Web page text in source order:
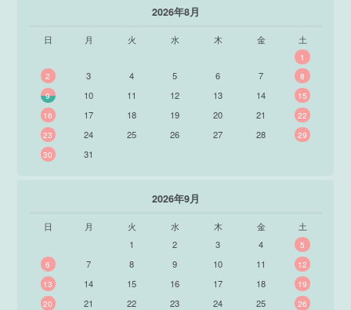
2026年8月
日 月 火 水 木 金 土
1
2
3 4 5 6 7
8
9
10 11 12 13 14
15
16
17 18 19 20 21
22
23
24 25 26 27 28
29
30
31
2026年9月
日 月 火 水 木 金
土
1
2 3 4
5
6
7 8 9 10 11
12
13
14 15 16 17 18
19
20
21 22 23 24 25
26